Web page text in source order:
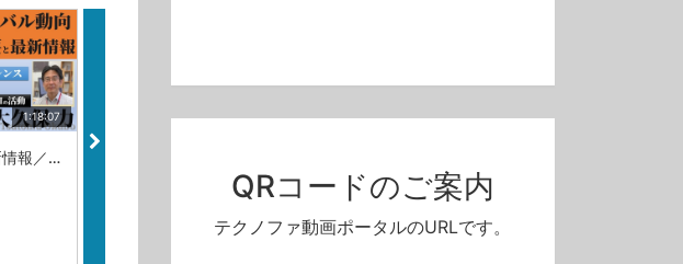
1:18:07
GFSIの概要と最新情報／大久保力
13:21
0
14:22
無料
72 0
QRコードのご案内
テクノファ動画ポータルのURLです。